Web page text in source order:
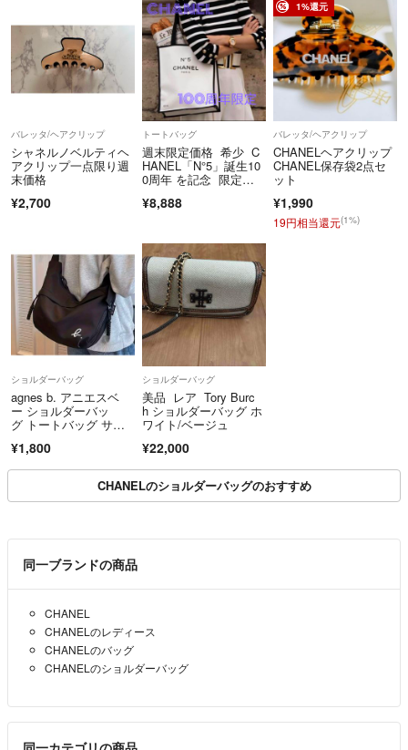
596 品！
バレッタ/ヘアクリップ
シャネルノベルティヘ
アクリップ一点限り週
末価格
¥2,700
トートバッグ
週末限定価格 希少 C
HANEL「N°5」誕生10
0周年 を記念 限定デ
ト 即日発送
¥8,888
1%還元
バレッタ/ヘアクリップ
CHANELヘアクリップ
CHANEL保存袋2点セ
ット
¥1,990
19円相当還元(1%)
ショルダーバッグ
agnes b. アニエスベ
ー ショルダーバッ
グ トートバッグ サコ
¥1,800
ショルダーバッグ
美品 レア Tory Burc
h ショルダーバッグ ホ
ワイト/ベージュ
¥22,000
CHANELのショルダーバッグのおすすめ
同一ブランドの商品
CHANEL
CHANELのレディース
CHANELのバッグ
CHANELのショルダーバッグ